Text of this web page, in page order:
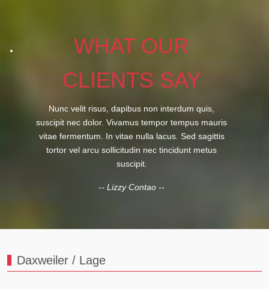
WHAT OUR
CLIENTS SAY
Nunc velit risus, dapibus non interdum quis,
suscipit nec dolor. Vivamus tempor tempus mauris
vitae fermentum. In vitae nulla lacus. Sed sagittis
tortor vel arcu sollicitudin nec tincidunt metus
suscipit.
-- Lizzy Contao --
Daxweiler / Lage